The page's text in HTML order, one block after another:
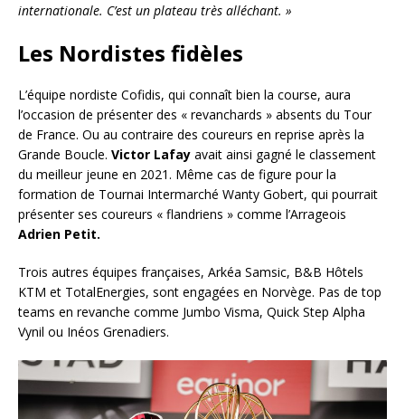
internationale. C’est un plateau très alléchant. »
Les Nordistes fidèles
L’équipe nordiste Cofidis, qui connaît bien la course, aura
l’occasion de présenter des « revanchards » absents du Tour
de France. Ou au contraire des coureurs en reprise après la
Grande Boucle. Victor Lafay avait ainsi gagné le classement
du meilleur jeune en 2021. Même cas de figure pour la
formation de Tournai Intermarché Wanty Gobert, qui pourrait
présenter ses coureurs « flandriens » comme l’Arrageois
Adrien Petit.
Trois autres équipes françaises, Arkéa Samsic, B&B Hôtels
KTM et TotalEnergies, sont engagées en Norvège. Pas de top
teams en revanche comme Jumbo Visma, Quick Step Alpha
Vynil ou Inéos Grenadiers.